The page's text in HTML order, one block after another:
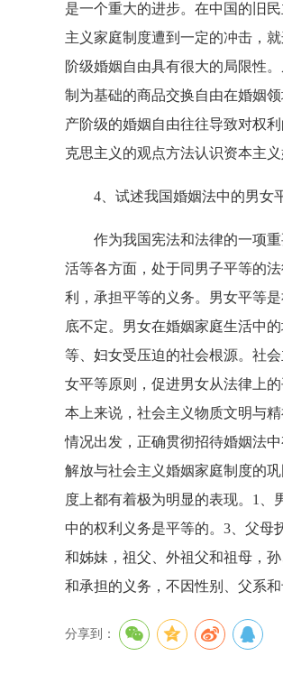
是一个重大的进步。在中国的旧
主义家庭制度遭到一定的冲击，
阶级婚姻自由具有很大的局限性
制为基础的商品交换自由在婚姻
产阶级的婚姻自由往往导致对权
克思主义的观点方法认识资本主
4、试述我国婚姻法中的男女平
作为我国宪法和法律的一项重
活等各方面，处于同男子平等的
利，承担平等的义务。男女平等
底不定。男女在婚姻家庭生活中
等、妇女受压迫的社会根源。社
女平等原则，促进男女从法律上
本上来说，社会主义物质文明与
情况出发，正确贯彻招待婚姻法
解放与社会主义婚姻家庭制度的
度上都有着极为明显的表现。1、
中的权利义务是平等的。3、父母
和姊妹，祖父、外祖父和祖母，
和承担的义务，不因性别、父系
分享到：